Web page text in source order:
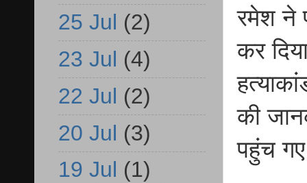
रमेश ने
कर
की
पहुंच
25 Jul (2)
23 Jul (4)
22 Jul (2)
20 Jul (3)
19 Jul (1)